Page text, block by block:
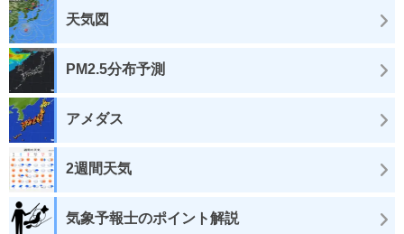
天気図
PM2.5分布予測
アメダス
2週間天気
気象予報士のポイント解説